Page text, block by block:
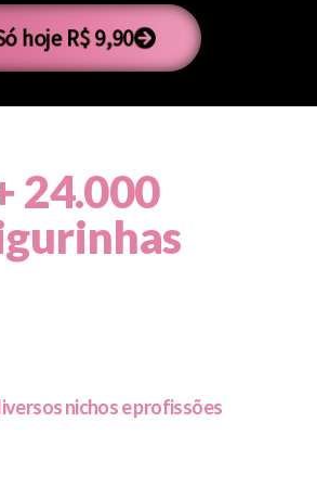
hoje R$ 9,90
24.000
nichos e profissões